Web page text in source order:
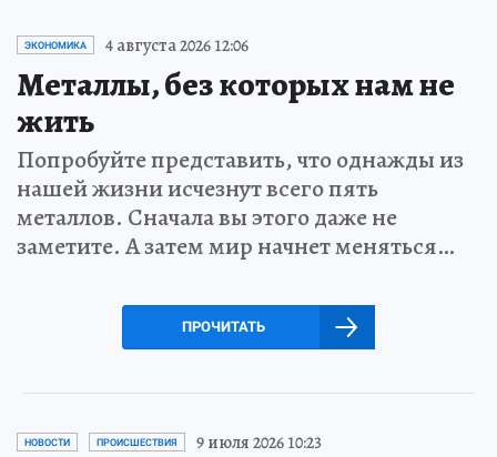
ЭКОНОМИКА 4 августа 2026 12:06
Металлы, без которых нам не
жить
Попробуйте представить, что однажды из
нашей жизни исчезнут всего пять
металлов. Сначала вы этого даже не
заметите. А затем мир начнет меняться…
ПРОЧИТАТЬ
НОВОСТИ ПРОИСШЕСТВИЯ 9 июля 2026 10:23